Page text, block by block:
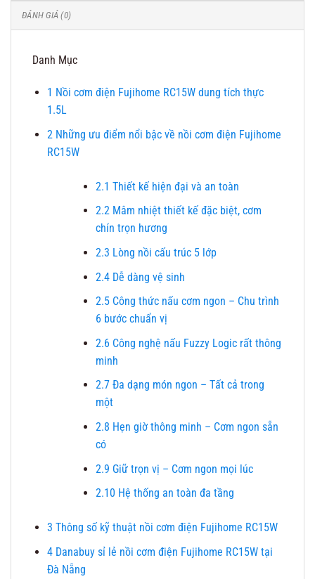
ĐÁNH GIÁ (0)
Danh Mục
1 Nồi cơm điện Fujihome RC15W dung tích thực
1.5L
2Những ưu điểm nổi bậc về nồi cơm điện Fujihome
RC15W
2.1 Thiết kế hiện đại và an toàn
2.2Mâm nhiệt thiết kế đặc biệt, cơm
chín trọn hương
2.3 Lòng nồi cấu trúc 5 lớp
2.4Dễ dàng vệ sinh
2.5Công thức nấu cơm ngon – Chu trình
6 bước chuẩn vị
2.6 Công nghệ nấu Fuzzy Logic rất thông
minh
2.7Đa dạng món ngon – Tất cả trong
một
2.8 Hẹn giờ thông minh – Cơm ngon sẵn
có
2.9 Giữ trọn vị – Cơm ngon mọi lúc
2.10 Hệ thống an toàn đa tầng
3 Thông số kỹ thuật nồi cơm điện Fujihome RC15W
4Danabuy sỉ lẻ nồi cơm điện Fujihome RC15W tại
Đà Nẵng